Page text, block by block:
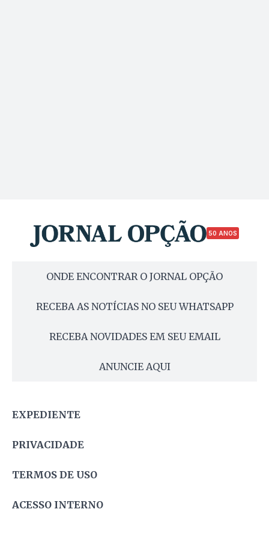
50 ANOS
ONDE ENCONTRAR O JORNAL OPÇÃO
RECEBA AS NOTÍCIAS NO SEU WHATSAPP
RECEBA NOVIDADES EM SEU EMAIL
ANUNCIE AQUI
EXPEDIENTE
PRIVACIDADE
TERMOS DE USO
ACESSO INTERNO